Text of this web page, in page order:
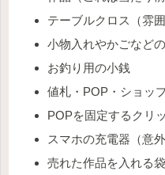
テーブルクロス（雰
小物入れやかごなど
お釣り用の小銭
値札・POP・ショッ
POPを固定するクリ
スマホの充電器（意
売れた作品を入れる袋